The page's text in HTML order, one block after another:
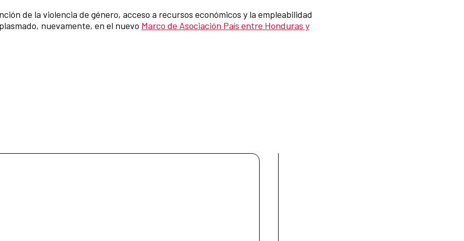
de la violencia de género, acceso a recursos económicos y la empleabilidad
nuevamente, en el nuevo Marco de Asociación País entre Honduras y